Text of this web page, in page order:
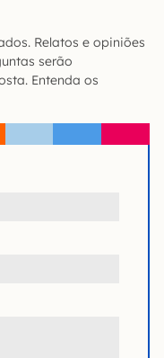
Relatos e opiniões
serão
Entenda os